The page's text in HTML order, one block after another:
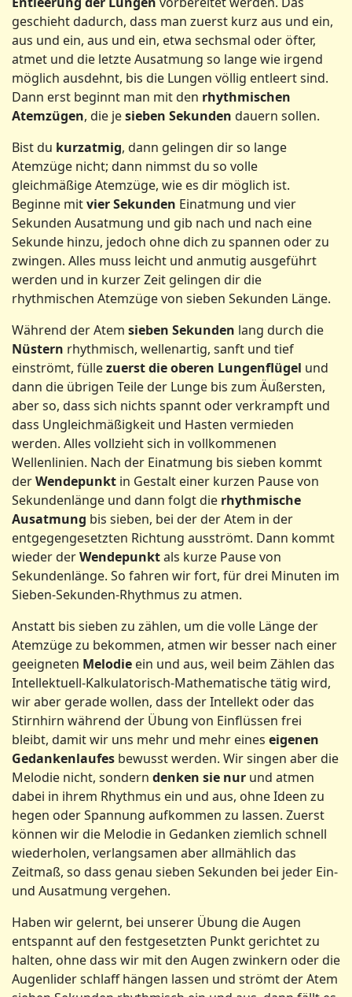
geschieht dadurch, dass man zuerst kurz aus und ein,
aus und ein, aus und ein, etwa sechsmal oder öfter,
atmet und die letzte Ausatmung so lange wie irgend
möglich ausdehnt, bis die Lungen völlig entleert sind.
Dann erst beginnt man mit den rhythmischen
Atemzügen, die jesieben Sekunden dauern sollen.
Bist du kurzatmig, dann gelingen dir so lange
Atemzüge nicht; dann nimmst du so volle
gleichmäßige Atemzüge, wie es dir möglich ist.
Beginne mitvier Sekunden Einatmung und vier
Sekunden Ausatmung und gib nach und nach eine
Sekunde hinzu, jedoch ohne dich zu spannen oder zu
zwingen. Alles muss leicht und anmutig ausgeführt
werden und in kurzer Zeit gelingen dir die
rhythmischen Atemzüge von sieben Sekunden Länge.
Während der Atem sieben Sekunden lang durch die
Nüstern rhythmisch, wellenartig, sanft und tief
einströmt, füllezuerst die oberen Lungenflügel und
dann die übrigen Teile der Lunge bis zum Äußersten,
aber so, dass sich nichts spannt oder verkrampft und
dass Ungleichmäßigkeit und Hasten vermieden
werden. Alles vollzieht sich in vollkommenen
Wellenlinien. Nach der Einatmung bis sieben kommt
derWendepunkt in Gestalt einer kurzen Pause von
Sekundenlänge und dann folgt die rhythmische
Ausatmung bis sieben, bei der der Atem in der
entgegengesetzten Richtung ausströmt. Dann kommt
wieder derWendepunktals kurze Pause von
Sekundenlänge. So fahren wir fort, für drei Minuten im
Sieben-Sekunden-Rhythmus zu atmen.
Anstatt bis sieben zu zählen, um die volle Länge der
Atemzüge zu bekommen, atmen wir besser nach einer
geeigneten Melodie ein und aus, weil beim Zählen das
Intellektuell-Kalkulatorisch-Mathematische tätig wird,
wir aber gerade wollen, dass der Intellekt oder das
Stirnhirn während der Übung von Einflüssen frei
bleibt, damit wir uns mehr und mehr eines eigenen
Gedankenlaufes bewusst werden. Wir singen aber die
Melodie nicht, sondern denken sie nur und atmen
dabei in ihrem Rhythmus ein und aus, ohne Ideen zu
hegen oder Spannung aufkommen zu lassen. Zuerst
können wir die Melodie in Gedanken ziemlich schnell
wiederholen, verlangsamen aber allmählich das
Zeitmaß, so dass genau sieben Sekunden bei jeder Ein-
und Ausatmung vergehen.
Haben wir gelernt, bei unserer Übung die Augen
entspannt auf den festgesetzten Punkt gerichtet zu
halten, ohne dass wir mit den Augen zwinkern oder die
Augenlider schlaff hängen lassen und strömt der Atem